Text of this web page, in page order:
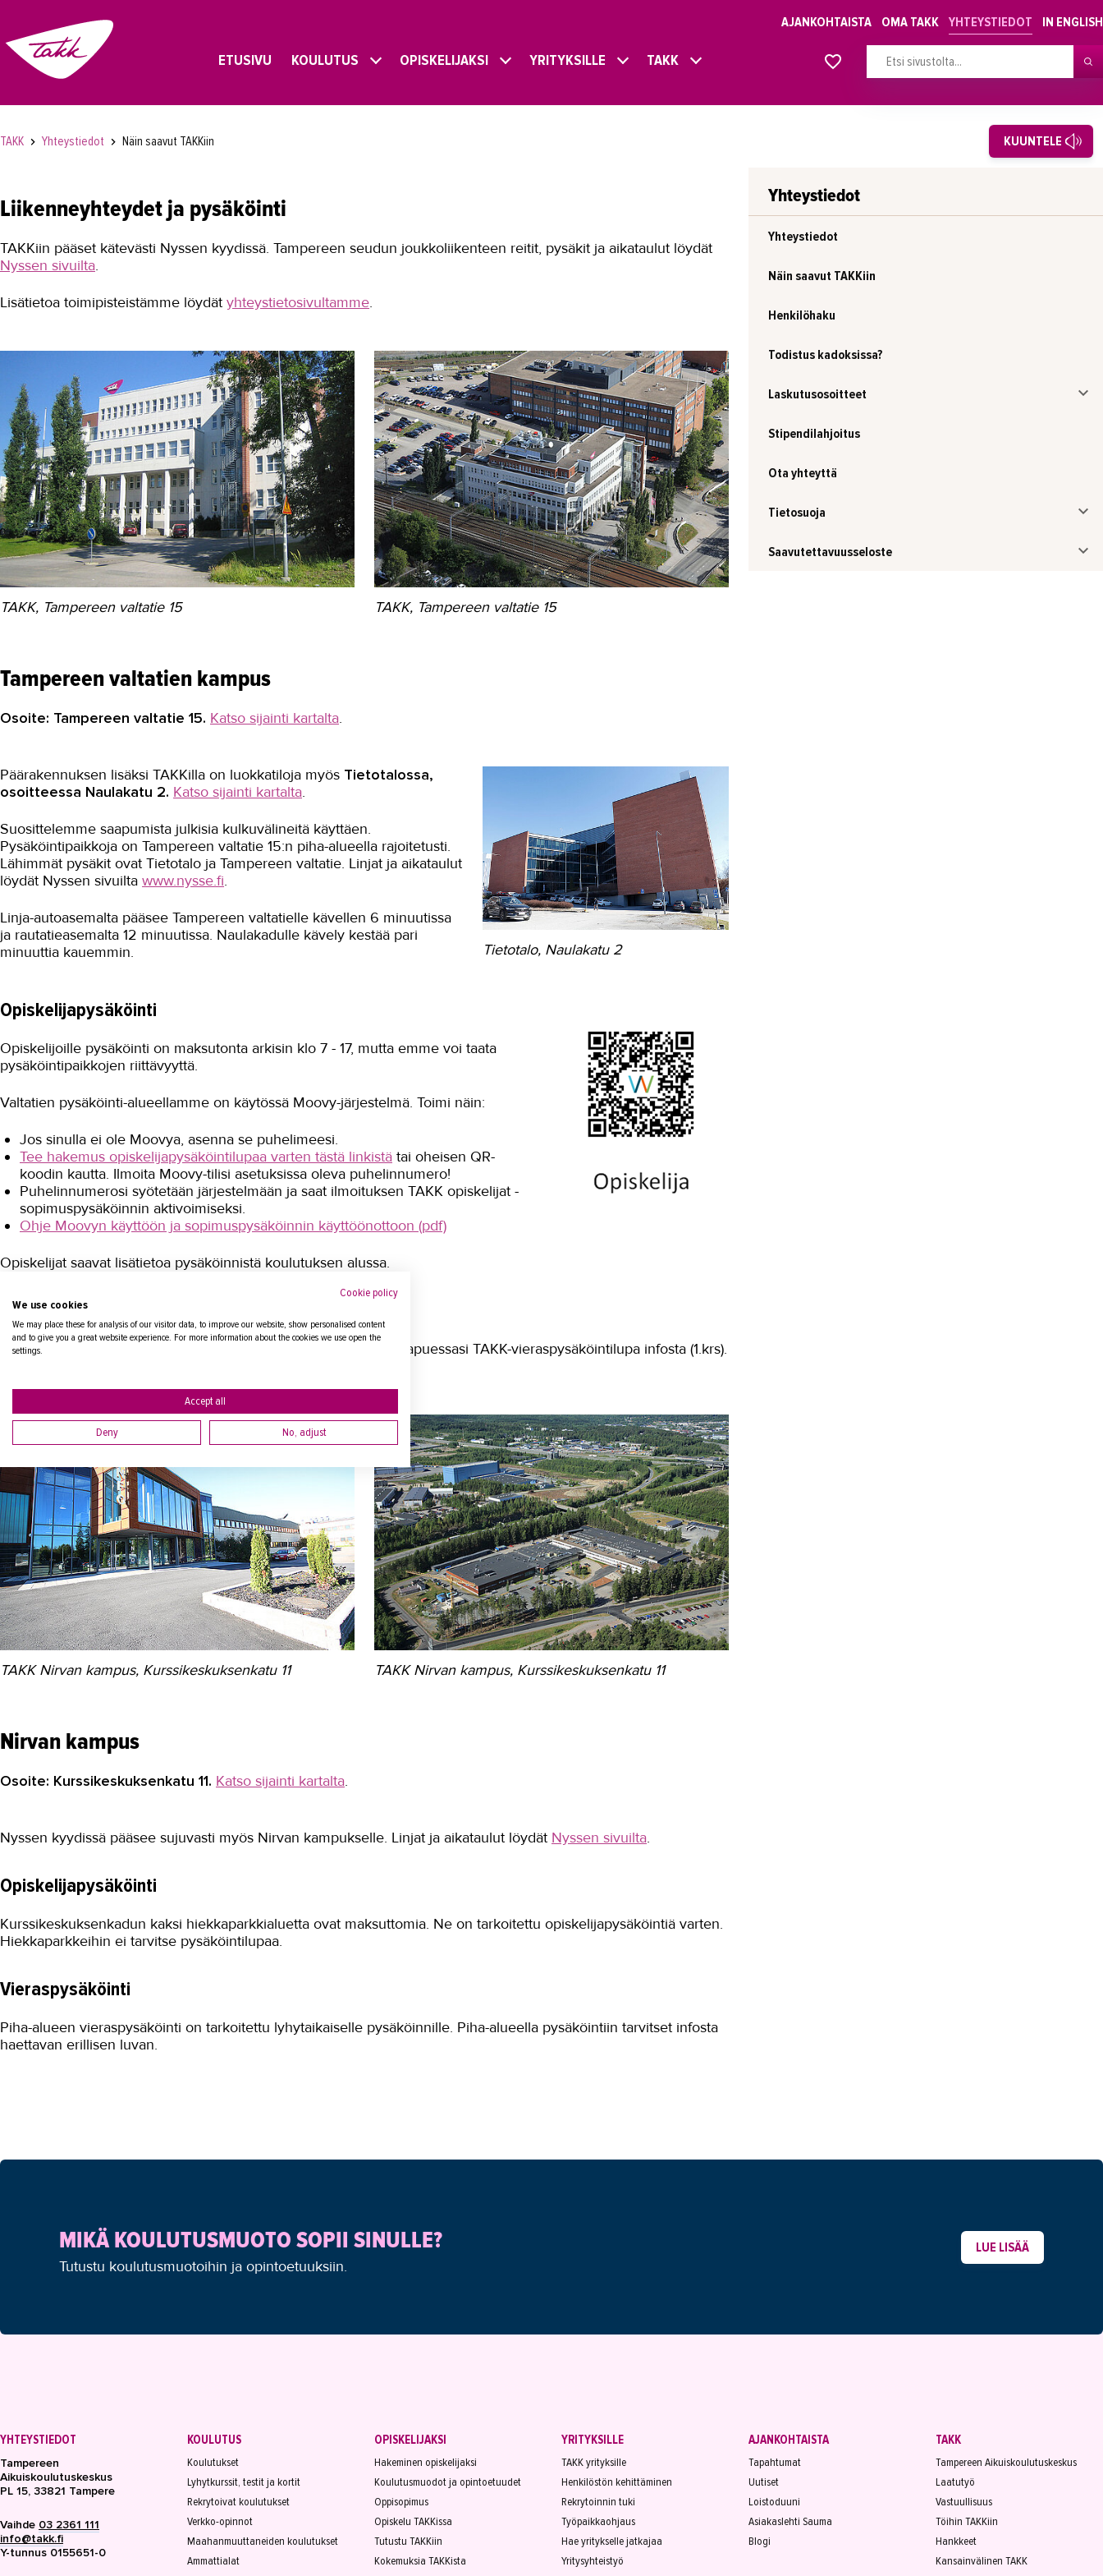
AJANKOHTAISTA OMA TAKK YHTEYSTIEDOT IN ENGLISH
ETUSIVU KOULUTUS OPISKELIJAKSI YRITYKSILLE TAKK
TAKK Yhteystiedot Näin saavut TAKKiin KUUNTELE
Liikenneyhteydet ja pysäköinti
TAKKiin pääset kätevästi Nyssen kyydissä. Tampereen seudun joukkoliikenteen reitit, pysäkit ja aikataulut löydät
Nyssen sivuilta.
Lisätietoa toimipisteistämme löydät yhteystietosivultamme.
TAKK, Tampereen valtatie 15 TAKK, Tampereen valtatie 15
Tampereen valtatien kampus
Osoite: Tampereen valtatie 15. Katso sijainti kartalta.
Tietotalo, Naulakatu 2
Päärakennuksen lisäksi TAKKilla on luokkatiloja myös Tietotalossa,
osoitteessa Naulakatu 2. Katso sijainti kartalta.
Suosittelemme saapumista julkisia kulkuvälineitä käyttäen.
Pysäköintipaikkoja on Tampereen valtatie 15:n piha-alueella rajoitetusti.
Lähimmät pysäkit ovat Tietotalo ja Tampereen valtatie. Linjat ja aikataulut
löydät Nyssen sivuilta www.nysse.fi.
Linja-autoasemalta pääsee Tampereen valtatielle kävellen 6 minuutissa
ja rautatieasemalta 12 minuutissa. Naulakadulle kävely kestää pari
minuuttia kauemmin.
Opiskelijapysäköinti
Opiskelijoille pysäköinti on maksutonta arkisin klo 7 - 17, mutta emme voi taata
pysäköintipaikkojen riittävyyttä.
Valtatien pysäköinti-alueellamme on käytössä Moovy-järjestelmä. Toimi näin:
Jos sinulla ei ole Moovya, asenna se puhelimeesi.
Tee hakemus opiskelijapysäköintilupaa varten tästä linkistä tai oheisen QR-
koodin kautta. Ilmoita Moovy-tilisi asetuksissa oleva puhelinnumero!
Puhelinnumerosi syötetään järjestelmään ja saat ilmoituksen TAKK opiskelijat -
sopimuspysäköinnin aktivoimiseksi.
Ohje Moovyn käyttöön ja sopimuspysäköinnin käyttöönottoon (pdf)
Opiskelijat saavat lisätietoa pysäköinnistä koulutuksen alussa.
Vieraspysäköinti
Vieraspysäköintiin piha-alueella on varattuna 15 paikkaa. Hae saapuessasi TAKK-vieraspysäköintilupa infosta (1.krs).
TAKK Nirvan kampus, Kurssikeskuksenkatu 11 TAKK Nirvan kampus, Kurssikeskuksenkatu 11
Nirvan kampus
Osoite: Kurssikeskuksenkatu 11. Katso sijainti kartalta.
Nyssen kyydissä pääsee sujuvasti myös Nirvan kampukselle. Linjat ja aikataulut löydät Nyssen sivuilta.
Opiskelijapysäköinti
Kurssikeskuksenkadun kaksi hiekkaparkkialuetta ovat maksuttomia. Ne on tarkoitettu opiskelijapysäköintiä varten.
Hiekkaparkkeihin ei tarvitse pysäköintilupaa.
Vieraspysäköinti
Piha-alueen vieraspysäköinti on tarkoitettu lyhytaikaiselle pysäköinnille. Piha-alueella pysäköintiin tarvitset infosta
haettavan erillisen luvan.
Yhteystiedot
Yhteystiedot
Näin saavut TAKKiin
Henkilöhaku
Todistus kadoksissa?
Laskutusosoitteet
Stipendilahjoitus
Ota yhteyttä
Tietosuoja
Saavutettavuusseloste
MIKÄ KOULUTUSMUOTO SOPII SINULLE?
Tutustu koulutusmuotoihin ja opintoetuuksiin.
LUE LISÄÄ
YHTEYSTIEDOT
Tampereen
Aikuiskoulutuskeskus
PL 15, 33821 Tampere
Vaihde 03 2361 111
info@takk.fi
Y-tunnus 0155651-0
KOULUTUS
Koulutukset
Lyhytkurssit, testit ja kortit
Rekrytoivat koulutukset
Verkko-opinnot
Maahanmuuttaneiden koulutukset
Ammattialat
OPISKELIJAKSI
Hakeminen opiskelijaksi
Koulutusmuodot ja opintoetuudet
Oppisopimus
Opiskelu TAKKissa
Tutustu TAKKiin
Kokemuksia TAKKista
YRITYKSILLE
TAKK yrityksille
Henkilöstön kehittäminen
Rekrytoinnin tuki
Työpaikkaohjaus
Hae yritykselle jatkajaa
Yritysyhteistyö
AJANKOHTAISTA
Tapahtumat
Uutiset
Loistoduuni
Asiakaslehti Sauma
Blogi
TAKK
Tampereen Aikuiskoulutuskeskus
Laatutyö
Vastuullisuus
Töihin TAKKiin
Hankkeet
Kansainvälinen TAKK
Alkavat koulutukset osiosta
Cookie policy
We use cookies
We may place these for analysis of our visitor data, to improve our website, show personalised content
and to give you a great website experience. For more information about the cookies we use open the
settings.
Accept all
Deny No, adjust